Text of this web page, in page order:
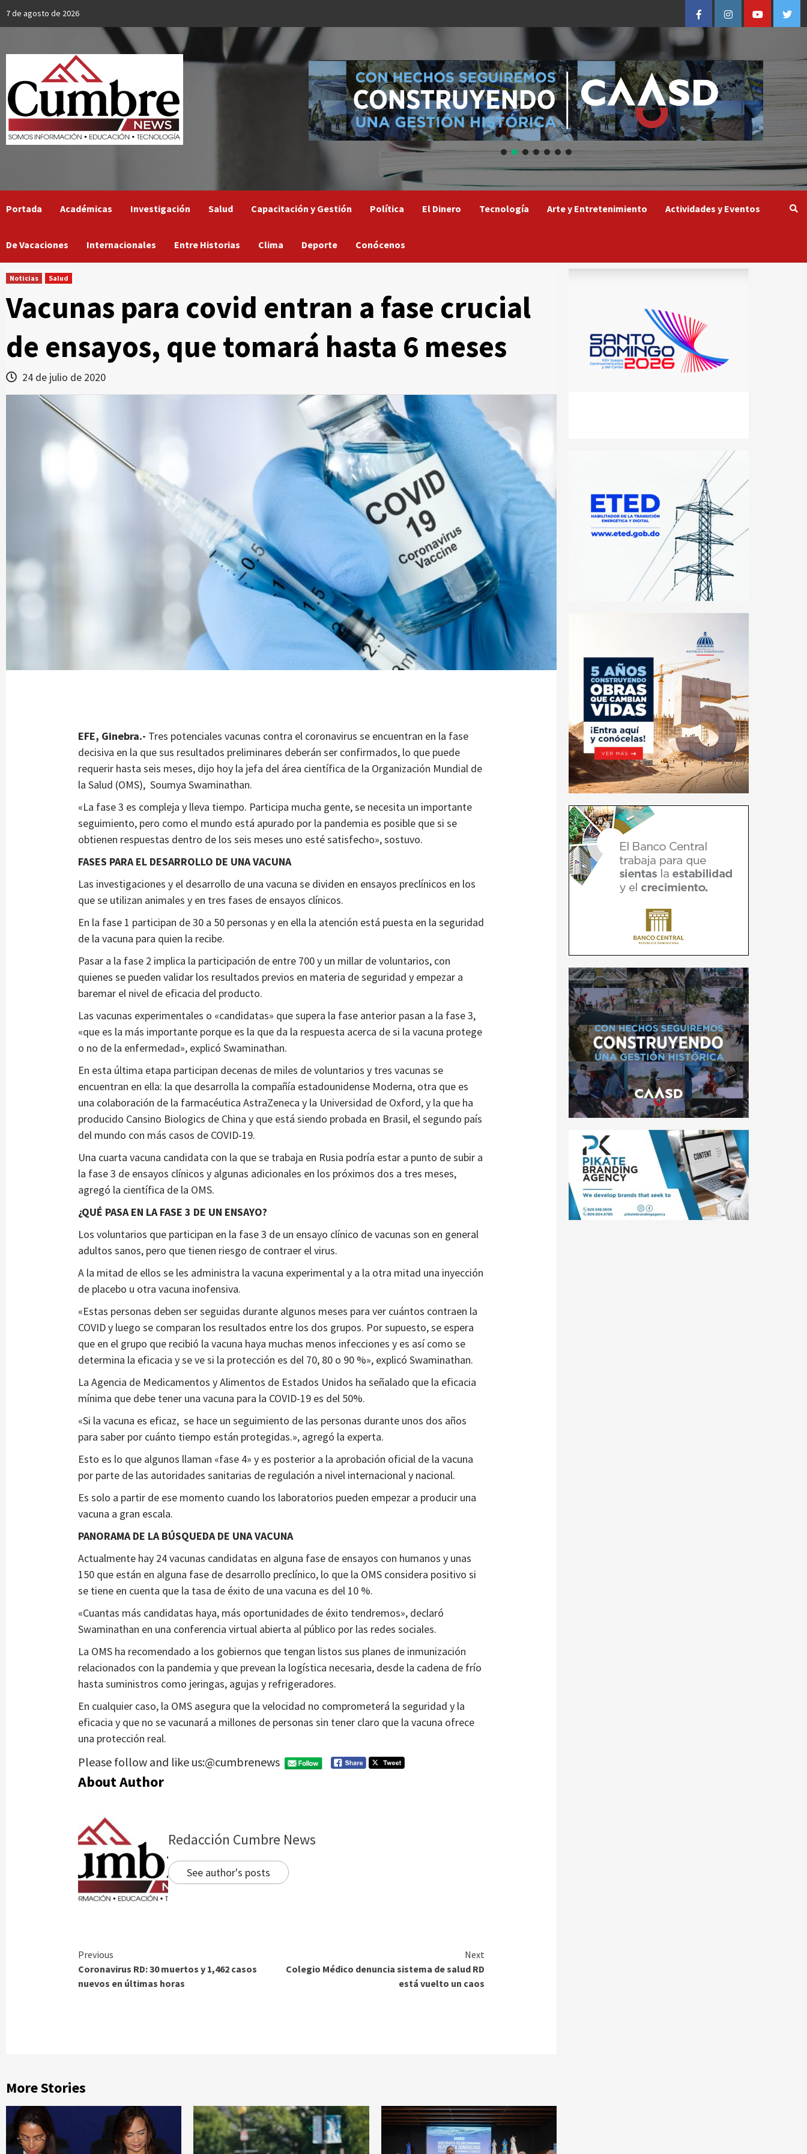
7 de agosto de 2026 FacebookInstagramYoutube
Portada Académicas Investigación Salud Capacitación y Gestión Política El Dinero Tecnología Arte y Entretenimiento Actividades y Eventos
De Vacaciones Internacionales Entre Historias Clima Deporte Conócenos
Noticias Salud
Vacunas para covid entran a fase crucial
de ensayos, que tomará hasta 6 meses
24 de julio de 2020
EFE, Ginebra.- Tres potenciales vacunas contra el coronavirus se encuentran en la fase
decisiva en la que sus resultados preliminares deberán ser confirmados, lo que puede
requerir hasta seis meses, dijo hoy la jefa del área científica de la Organización Mundial de
la Salud (OMS), Soumya Swaminathan.
«La fase 3 es compleja y lleva tiempo. Participa mucha gente, se necesita un importante
seguimiento, pero como el mundo está apurado por la pandemia es posible que si se
obtienen respuestas dentro de los seis meses uno esté satisfecho», sostuvo.
FASES PARA EL DESARROLLO DE UNA VACUNA
Las investigaciones y el desarrollo de una vacuna se dividen en ensayos preclínicos en los
que se utilizan animales y en tres fases de ensayos clínicos.
En la fase 1 participan de 30 a 50 personas y en ella la atención está puesta en la seguridad
de la vacuna para quien la recibe.
Pasar a la fase 2 implica la participación de entre 700 y un millar de voluntarios, con
quienes se pueden validar los resultados previos en materia de seguridad y empezar a
baremar el nivel de eficacia del producto.
Las vacunas experimentales o «candidatas» que supera la fase anterior pasan a la fase 3,
«que es la más importante porque es la que da la respuesta acerca de si la vacuna protege
o no de la enfermedad», explicó Swaminathan.
En esta última etapa participan decenas de miles de voluntarios y tres vacunas se
encuentran en ella: la que desarrolla la compañía estadounidense Moderna, otra que es
una colaboración de la farmacéutica AstraZeneca y la Universidad de Oxford, y la que ha
producido Cansino Biologics de China y que está siendo probada en Brasil, el segundo país
del mundo con más casos de COVID-19.
Una cuarta vacuna candidata con la que se trabaja en Rusia podría estar a punto de subir a
la fase 3 de ensayos clínicos y algunas adicionales en los próximos dos a tres meses,
agregó la científica de la OMS.
¿QUÉ PASA EN LA FASE 3 DE UN ENSAYO?
Los voluntarios que participan en la fase 3 de un ensayo clínico de vacunas son en general
adultos sanos, pero que tienen riesgo de contraer el virus.
A la mitad de ellos se les administra la vacuna experimental y a la otra mitad una inyección
de placebo u otra vacuna inofensiva.
«Estas personas deben ser seguidas durante algunos meses para ver cuántos contraen la
COVID y luego se comparan los resultados entre los dos grupos. Por supuesto, se espera
que en el grupo que recibió la vacuna haya muchas menos infecciones y es así como se
determina la eficacia y se ve si la protección es del 70, 80 o 90 %», explicó Swaminathan.
La Agencia de Medicamentos y Alimentos de Estados Unidos ha señalado que la eficacia
mínima que debe tener una vacuna para la COVID-19 es del 50%.
«Si la vacuna es eficaz, se hace un seguimiento de las personas durante unos dos años
para saber por cuánto tiempo están protegidas.», agregó la experta.
Esto es lo que algunos llaman «fase 4» y es posterior a la aprobación oficial de la vacuna
por parte de las autoridades sanitarias de regulación a nivel internacional y nacional.
Es solo a partir de ese momento cuando los laboratorios pueden empezar a producir una
vacuna a gran escala.
PANORAMA DE LA BÚSQUEDA DE UNA VACUNA
Actualmente hay 24 vacunas candidatas en alguna fase de ensayos con humanos y unas
150 que están en alguna fase de desarrollo preclínico, lo que la OMS considera positivo si
se tiene en cuenta que la tasa de éxito de una vacuna es del 10 %.
«Cuantas más candidatas haya, más oportunidades de éxito tendremos», declaró
Swaminathan en una conferencia virtual abierta al público por las redes sociales.
La OMS ha recomendado a los gobiernos que tengan listos sus planes de inmunización
relacionados con la pandemia y que prevean la logística necesaria, desde la cadena de frío
hasta suministros como jeringas, agujas y refrigeradores.
En cualquier caso, la OMS asegura que la velocidad no comprometerá la seguridad y la
eficacia y que no se vacunará a millones de personas sin tener claro que la vacuna ofrece
una protección real.
Please follow and like us:@cumbrenews
About Author
Redacción Cumbre News
See author's posts
Continue
Reading
Previous
Coronavirus RD: 30 muertos y 1,462 casos
nuevos en últimas horas
Next
Colegio Médico denuncia sistema de salud RD
está vuelto un caos
More Stories